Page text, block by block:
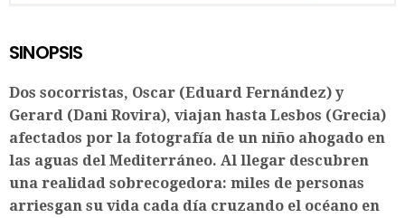
SINOPSIS
Dos socorristas, Oscar (Eduard Fernández) y
Gerard (Dani Rovira), viajan hasta Lesbos (Grecia)
afectados por la fotografía de un niño ahogado en
las aguas del Mediterráneo. Al llegar descubren
una realidad sobrecogedora: miles de personas
arriesgan su vida cada día cruzando el océano en